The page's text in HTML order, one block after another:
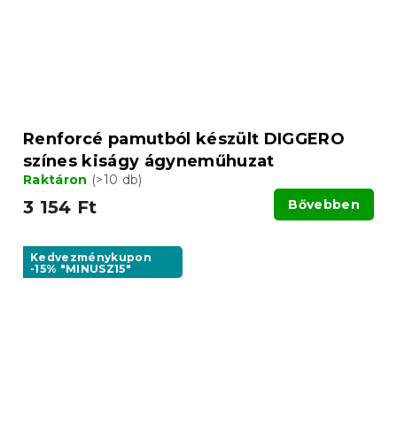
Renforcé pamutból készült DIGGERO
színes kiságy ágyneműhuzat
Raktáron (>10 db)
3 154 Ft Bővebben
Kedvezménykupon
-15% "MINUSZ15"